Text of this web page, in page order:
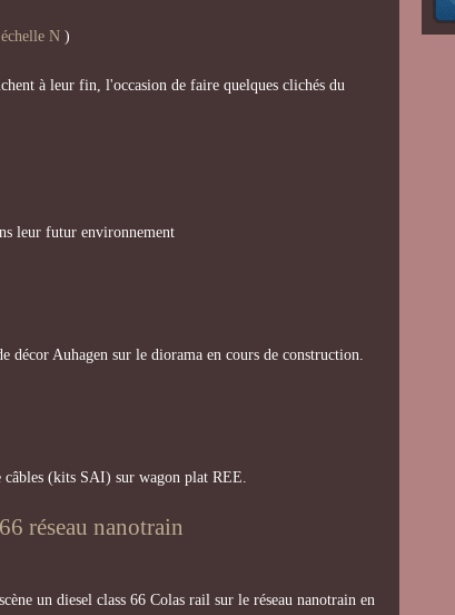
N )
à leur fin, l'occasion de faire quelques clichés du
leur futur environnement
décor Auhagen sur le diorama en cours de construction.
câbles (kits SAI) sur wagon plat REE.
réseau nanotrain
un diesel class 66 Colas rail sur le réseau nanotrain en